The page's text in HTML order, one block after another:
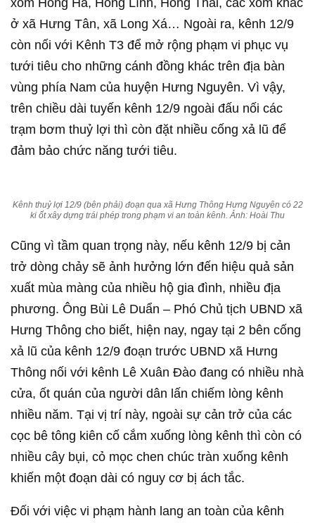
xóm Hồng Hà, Hồng Lĩnh, Hồng Thái, các xóm khác
ở xã Hưng Tân, xã Long Xá… Ngoài ra, kênh 12/9
còn nối với Kênh T3 để mở rộng phạm vi phục vụ
tưới tiêu cho những cánh đồng khác trên địa bàn
vùng phía Nam của huyện Hưng Nguyên. Vì vậy,
trên chiều dài tuyến kênh 12/9 ngoài đấu nối các
trạm bơm thuỷ lợi thì còn đặt nhiều cống xả lũ để
đảm bảo chức năng tưới tiêu.
Kênh thuỷ lợi 12/9 (bên phải) đoạn qua xã Hưng Thông Hưng Nguyên có 22
ki ốt xây dựng trái phép trong phạm vi an toàn kênh. Ảnh: Hoài Thu
Cũng vì tầm quan trọng này, nếu kênh 12/9 bị cản
trở dòng chảy sẽ ảnh hưởng lớn đến hiệu quả sản
xuất mùa màng của nhiều hộ gia đình, nhiều địa
phương. Ông Bùi Lê Duẩn – Phó Chủ tịch UBND xã
Hưng Thông cho biết, hiện nay, ngay tại 2 bên cống
xả lũ của kênh 12/9 đoạn trước UBND xã Hưng
Thông nối với kênh Lê Xuân Đào đang có nhiều nhà
cửa, ốt quán của người dân lấn chiếm lòng kênh
nhiều năm. Tại vị trí này, ngoài sự cản trở của các
cọc bê tông kiên cố cắm xuống lòng kênh thì còn có
nhiều cây bụi, cỏ mọc chen chúc tràn xuống kênh
khiến một đoạn dài có nguy cơ bị ách tắc.
Đối với việc vi phạm hành lang an toàn của kênh